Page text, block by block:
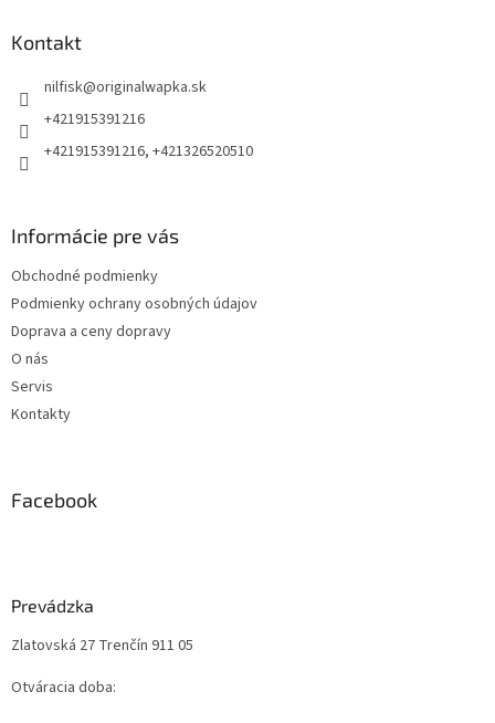
Kontakt
nilfisk@originalwapka.sk
+421915391216
+421915391216, +421326520510
Informácie pre vás
Obchodné podmienky
Podmienky ochrany osobných údajov
Doprava a ceny dopravy
O nás
Servis
Kontakty
Facebook
Prevádzka
Zlatovská 27 Trenčín 911 05
Otváracia doba: